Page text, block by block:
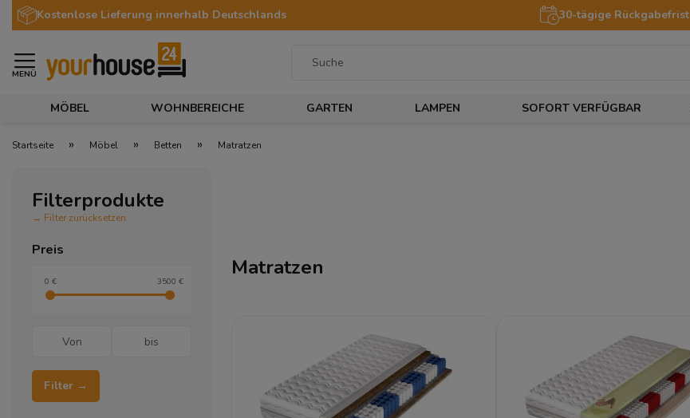
Kostenlose Lieferung innerhalb Deutschlands 30-tägige Rückgabefrist
MENÜ
MÖBEL WOHNBEREICHE GARTEN LAMPEN SOFORT VERFÜGBAR
Startseite » Möbel » Betten » Matratzen
Filterprodukte
→ Filter zurücksetzen
Preis
0 € 3500 €
Filter →
Matratzen